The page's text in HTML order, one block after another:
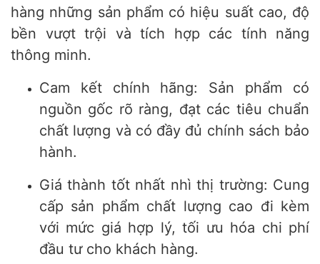
hàng những sản phẩm có hiệu suất cao, độ
bền vượt trội và tích hợp các tính năng
thông minh.
Cam kết chính hãng: Sản phẩm có
nguồn gốc rõ ràng, đạt các tiêu chuẩn
chất lượng và có đầy đủ chính sách bảo
hành.
Giá thành tốt nhất nhì thị trường: Cung
cấp sản phẩm chất lượng cao đi kèm
với mức giá hợp lý, tối ưu hóa chi phí
đầu tư cho khách hàng.